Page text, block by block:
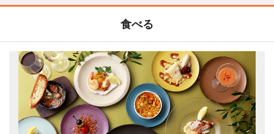
食べる